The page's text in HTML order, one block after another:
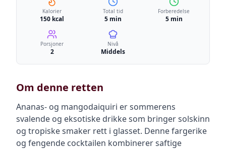
Kalorier
150 kcal
Total tid
5 min
Forberedelse
5 min
Porsjoner
2
Nivå
Middels
Om denne retten
Ananas- og mangodaiquiri er sommerens
svalende og eksotiske drikke som bringer solskinn
og tropiske smaker rett i glasset. Denne fargerike
og fengende cocktailen kombinerer saftige